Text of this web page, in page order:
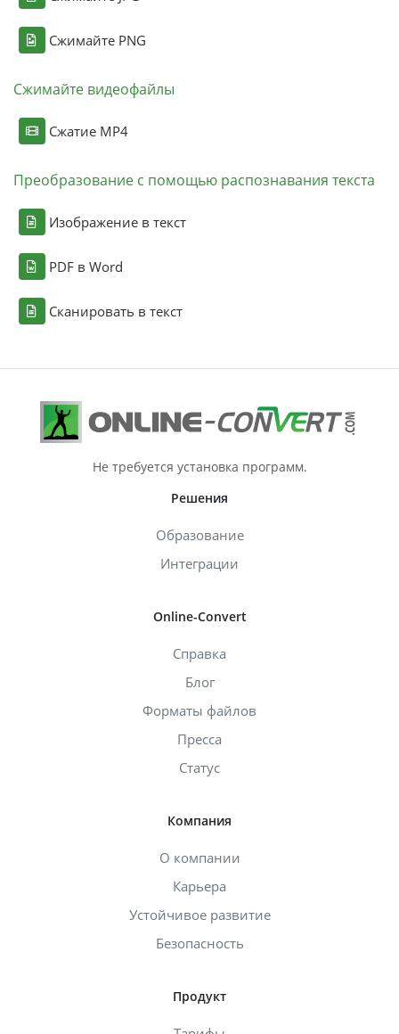
Сжимайте PNG
Сжимайте видеофайлы
Сжатие MP4
Преобразование с помощью распознавания текста
Изображение в текст
PDF в Word
Сканировать в текст
Не требуется установка программ.
Решения
Образование
Интеграции
Online-Convert
Справка
Блог
Форматы файлов
Пресса
Статус
Компания
О компании
Карьера
Устойчивое развитие
Безопасность
Продукт